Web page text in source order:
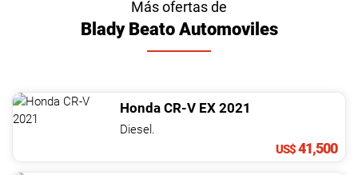
Más ofertas de
Blady Beato Automoviles
Honda CR-V EX 2021
Diesel.
US$41,500